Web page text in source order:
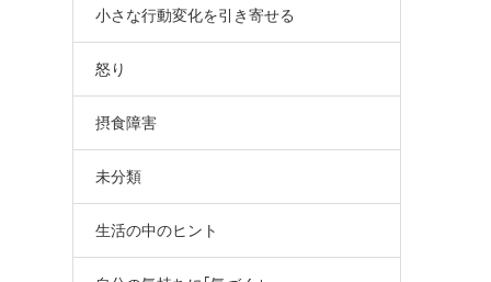
小さな行動変化を引き寄せる
怒り
摂食障害
未分類
生活の中のヒント